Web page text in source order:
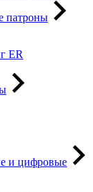
патроны
ER
и цифровые